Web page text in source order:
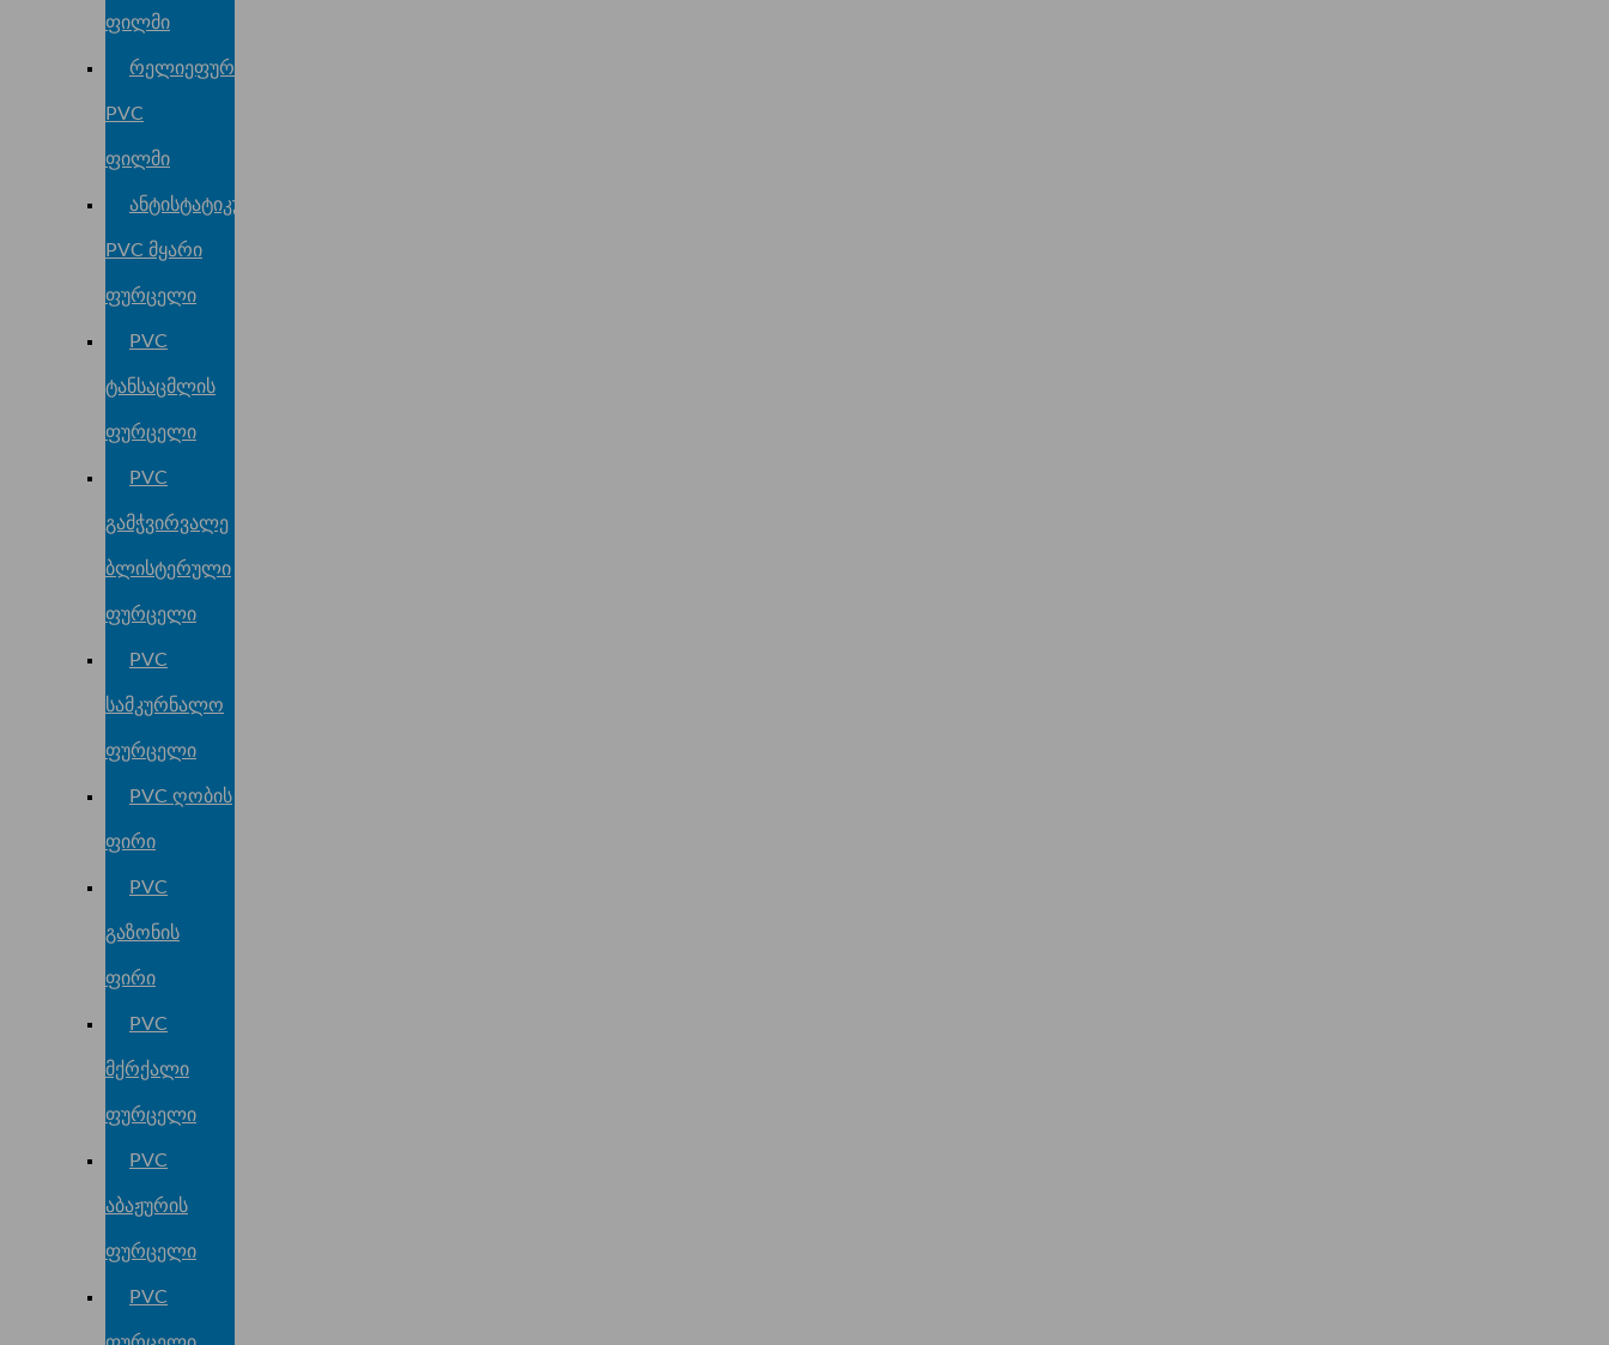
ფილმი
რელიეფური
PVC
ფილმი
ანტისტატიკური
PVC მყარი
ფურცელი
PVC
ტანსაცმლის
ფურცელი
PVC
გამჭვირვალე
ბლისტერული
ფურცელი
PVC
სამკურნალო
ფურცელი
PVC ღობის
ფირი
PVC
გაზონის
ფირი
PVC
მქრქალი
ფურცელი
PVC
აბაჟურის
ფურცელი
PVC